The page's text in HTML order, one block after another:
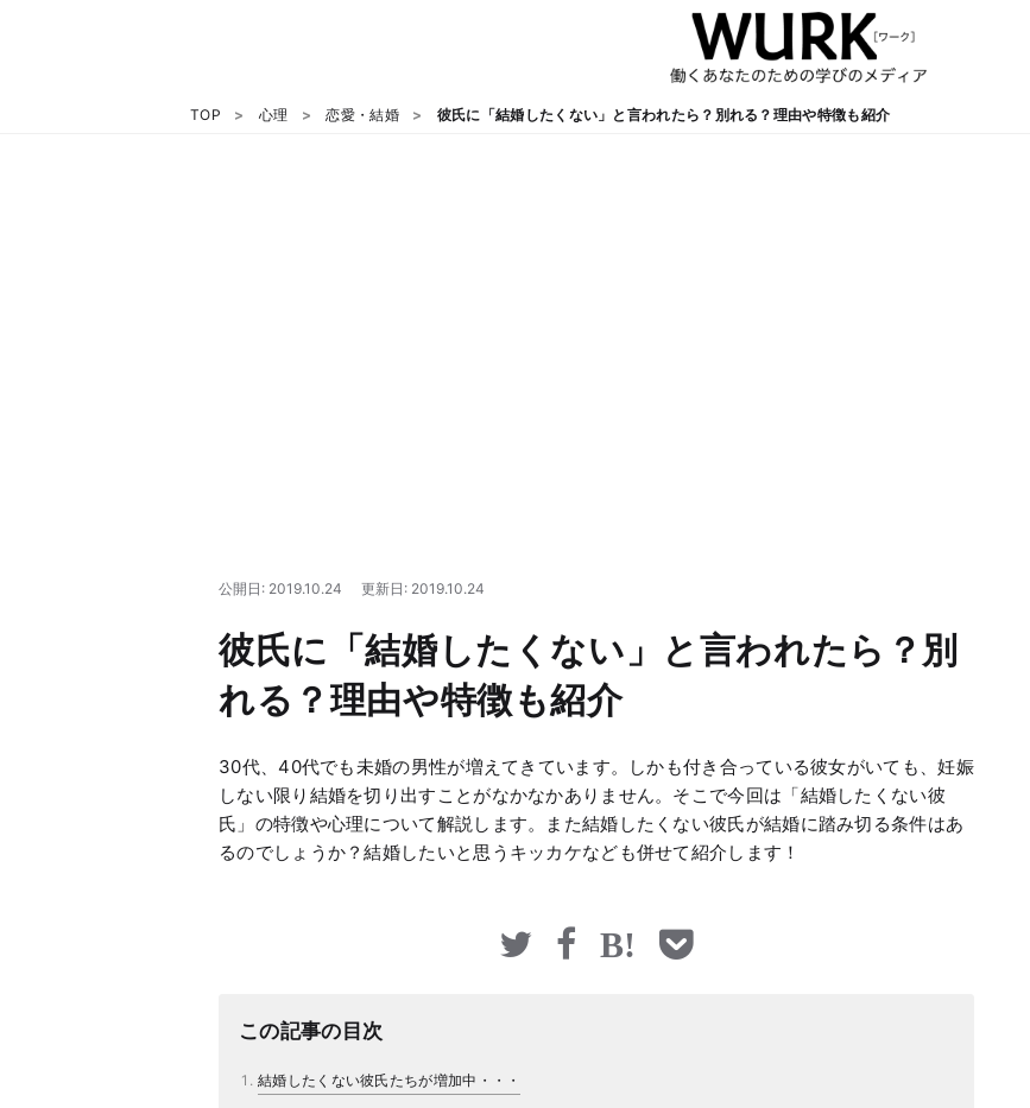
TOP 心理 恋愛・結婚 彼氏に「結婚したくない」と言われたら？別れる？理由や特徴も紹介
公開日: 2019.10.24 更新日: 2019.10.24
彼氏に「結婚したくない」と言われたら？別
れる？理由や特徴も紹介
30代、40代でも未婚の男性が増えてきています。しかも付き合っている彼女がいても、妊娠
しない限り結婚を切り出すことがなかなかありません。そこで今回は「結婚したくない彼
氏」の特徴や心理について解説します。また結婚したくない彼氏が結婚に踏み切る条件はあ
るのでしょうか？結婚したいと思うキッカケなども併せて紹介します！
この記事の目次
結婚したくない彼氏たちが増加中・・・